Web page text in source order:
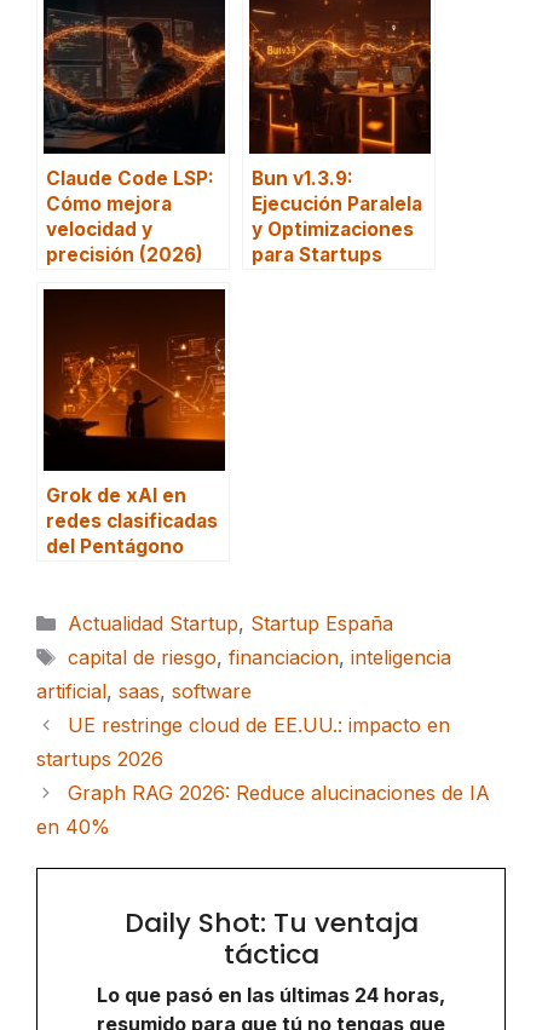
Claude Code LSP:
Cómo mejora
velocidad y
precisión (2026)
Bun v1.3.9:
Ejecución Paralela
y Optimizaciones
para Startups
Grok de xAI en
redes clasificadas
del Pentágono
Categorías
Actualidad Startup, Startup España
Etiquetas
capital de riesgo, financiacion, inteligencia
artificial, saas, software
UE restringe cloud de EE.UU.: impacto en
startups 2026
Graph RAG 2026: Reduce alucinaciones de IA
en 40%
Daily Shot: Tu ventaja
táctica
Lo que pasó en las últimas 24 horas,
resumido para que tú no tengas que